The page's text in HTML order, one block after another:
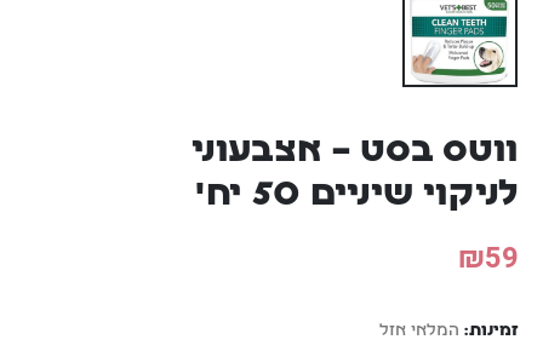
ווטס בסט – אצבעוני
לניקוי שיניים 50 יח'
₪59
זמינות: המלאי אזל